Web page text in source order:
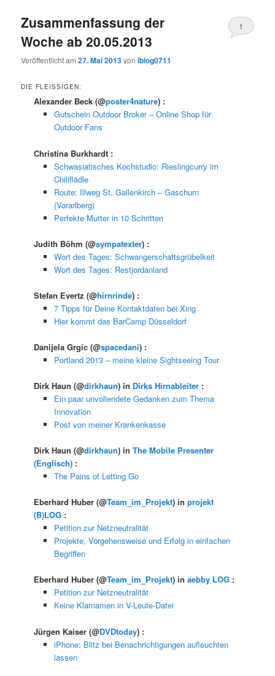
Zusammenfassung der
Woche ab 20.05.2013
Veröffentlicht am27. Mai 2013voniblog0711
1
DIE FLEISSIGEN:
Alexander Beck(@poster4nature) :
Gutschein Outdoor Broker – Online Shop für
Outdoor Fans
Christina Burkhardt :
Schwasiatisches Kochstudio: Rieslingcurry im
Chiliflädle
Route: Illweg St. Gallenkirch – Gaschurn
(Vorarlberg)
Perfekte Mutter in 10 Schritten
Judith Böhm(@sympatexter) :
Wort des Tages: Schwangerschaftsgrübelkeit
Wort des Tages: Restjordanland
Stefan Evertz(@hirnrinde) :
7 Tipps für Deine Kontaktdaten bei Xing
Hier kommt das BarCamp Düsseldorf
Danijela Grgic(@spacedani) :
Portland 2013 – meine kleine Sightseeing Tour
Dirk Haun(@dirkhaun) in Dirks Hirnableiter :
Ein paar unvollendete Gedanken zum Thema
Innovation
Post von meiner Krankenkasse
Dirk Haun(@dirkhaun) inThe Mobile Presenter
(Englisch) :
The Pains of Letting Go
Eberhard Huber(@Team_im_Projekt) inprojekt
(B)LOG :
Petition zur Netzneutralität
Projekte, Vorgehensweise und Erfolg in einfachen
Begriffen
Eberhard Huber(@Team_im_Projekt) inaebby LOG :
Petition zur Netzneutralität
Keine Klarnamen in V-Leute-Datei
Jürgen Kaiser(@DVDtoday) :
iPhone: Blitz bei Benachrichtigungen aufleuchten
lassen